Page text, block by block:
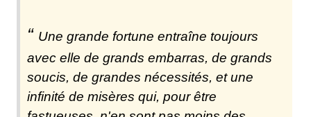
Une grande fortune entraîne toujours
avec elle de grands embarras, de grands
soucis, de grandes nécessités, et une
infinité de misères qui, pour être